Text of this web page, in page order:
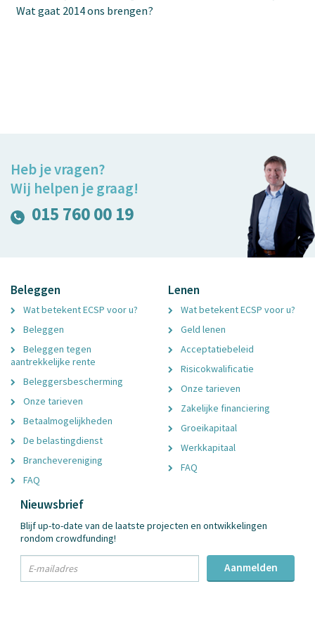
Wat gaat 2014 ons brengen?
Heb je vragen?
Wij helpen je graag!
015 760 00 19
Beleggen
Wat betekent ECSP voor u?
Beleggen
Beleggen tegen
aantrekkelijke rente
Beleggersbescherming
Onze tarieven
Betaalmogelijkheden
De belastingdienst
Branchevereniging
FAQ
Lenen
Wat betekent ECSP voor u?
Geld lenen
Acceptatiebeleid
Risicokwalificatie
Onze tarieven
Zakelijke financiering
Groeikapitaal
Werkkapitaal
FAQ
Nieuwsbrief
Blijf up-to-date van de laatste projecten en ontwikkelingen
rondom crowdfunding!
Email
Aanmelden